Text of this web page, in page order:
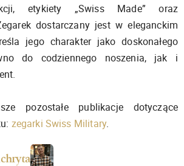
etykiety „Swiss Made” oraz
dostarczany jest w eleganckim
jego charakter jako doskonałego
do codziennego noszenia, jak i
pozostałe publikacje dotyczące
zegarki Swiss Military.